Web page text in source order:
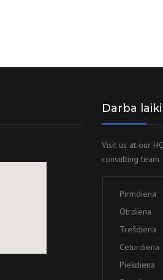
Darba laiki
Visit us at our
consulting team.
Pirmdiena
Otrdiena
Trešdiena
Ceturdiena
Piekdiena